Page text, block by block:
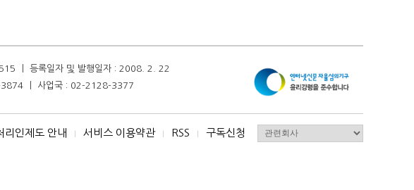
ㅣ 등록일자 및 발행일자 : 2008. 2. 22
3874 ㅣ 사업국 : 02-2128-3377
리인제도 안내 I 서비스 이용약관 I RSS I 구독신청